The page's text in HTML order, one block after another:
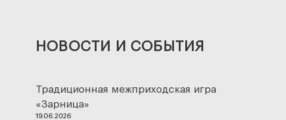
НОВОСТИ И СОБЫТИЯ
Традиционная межприходская игра
«Зарница»
19.06.2026